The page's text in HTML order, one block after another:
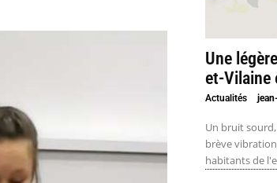
Une
et-Vilaine
Actualités
Un bruit
brève
habitants de